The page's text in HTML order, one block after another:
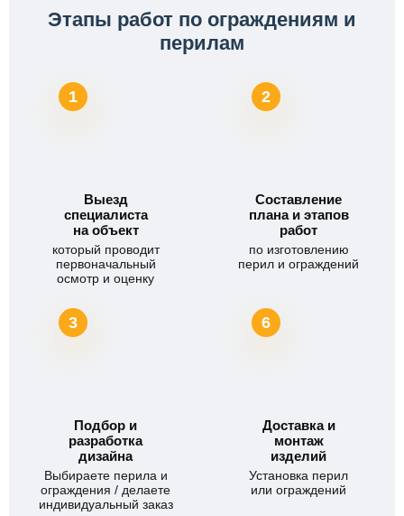
Этапы работ по ограждениям и
перилам
1
Выезд
специалиста
на объект
который проводит
первоначальный
осмотр и оценку
2
Составление
плана и этапов
работ
по изготовлению
перил и ограждений
3
Подбор и
разработка
дизайна
Выбираете перила и
ограждения / делаете
индивидуальный заказ
6
Доставка и
монтаж
изделий
Установка перил
или ограждений